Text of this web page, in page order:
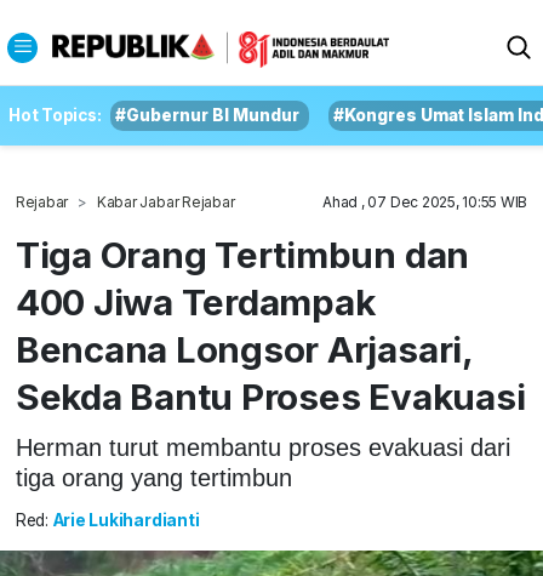
Hot Topics: #Gubernur BI Mundur #Kongres Umat Islam
Rejabar Kabar Jabar Rejabar Ahad , 07 Dec 2025, 10:55 WIB
Tiga Orang Tertimbun dan
400 Jiwa Terdampak
Bencana Longsor Arjasari,
Sekda Bantu Proses Evakuasi
Herman turut membantu proses evakuasi dari
tiga orang yang tertimbun
Red: Arie Lukihardianti